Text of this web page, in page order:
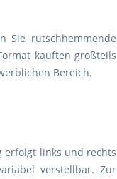
Sie rutschhemmende
kauften großteils
Bereich.
erfolgt links und rechts
verstellbar. Zur